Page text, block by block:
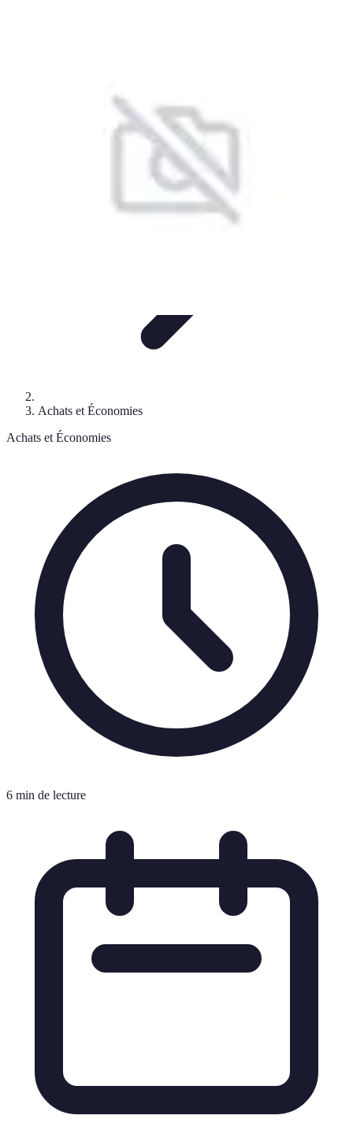
Achats et Économies
Achats et Économies
6 min de lecture